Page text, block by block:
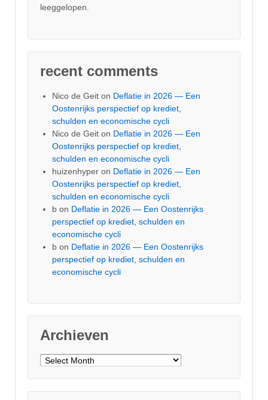
leeggelopen.
recent comments
Nico de Geit on Deflatie in 2026 — Een
Oostenrijks perspectief op krediet,
schulden en economische cycli
Nico de Geit on Deflatie in 2026 — Een
Oostenrijks perspectief op krediet,
schulden en economische cycli
huizenhyper on Deflatie in 2026 — Een
Oostenrijks perspectief op krediet,
schulden en economische cycli
b on Deflatie in 2026 — Een Oostenrijks
perspectief op krediet, schulden en
economische cycli
b on Deflatie in 2026 — Een Oostenrijks
perspectief op krediet, schulden en
economische cycli
Archieven
Archieven